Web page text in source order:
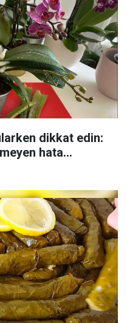
dikkat edin:
hata...